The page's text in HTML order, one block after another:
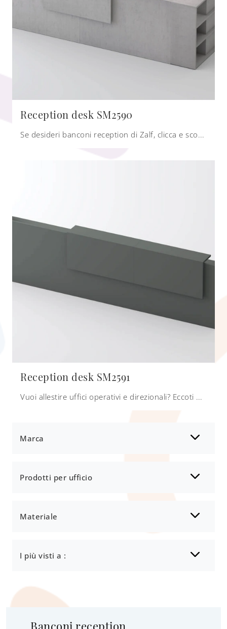
Marca
Prodotti per ufficio
Materiale
I più visti a :
Reception desk SM2590
Se desideri banconi reception di Zalf, clicca e scopri di più sul modello Reception desk SM2590 in melaminico per gli ambienti di lavoro!
Reception desk SM2591
Vuoi allestire uffici operativi e direzionali? Eccoti differenti proposte di banconi reception in melaminico, come il modello Reception desk SM2591 ...
Banconi reception